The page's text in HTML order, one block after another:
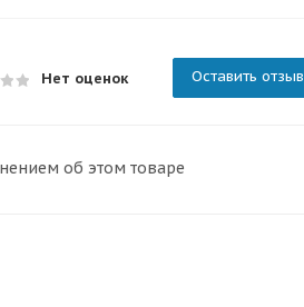
Нет оценок Оставить отзыв
об этом товаре